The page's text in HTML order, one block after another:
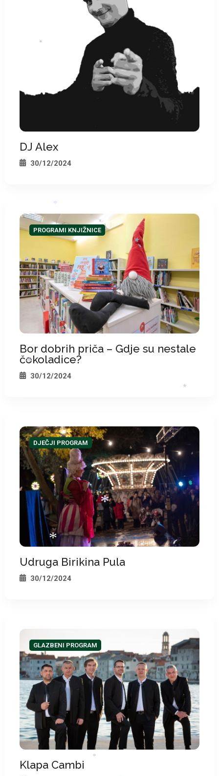
DJ Alex
30/12/2024
PROGRAMI KNJIŽNICE
Bor dobrih priča – Gdje su nestale
čokoladice?
30/12/2024
DJEČJI PROGRAM
Udruga Birikina Pula
30/12/2024
GLAZBENI PROGRAM
Klapa Cambi
*
*
*
*